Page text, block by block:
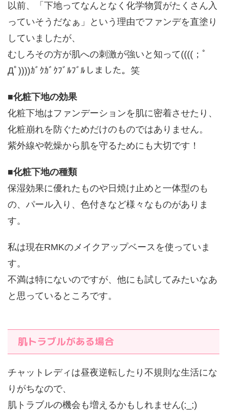
以前、「下地ってなんとなく化学物質がたくさん入
っていそうだなぁ」という理由でファンデを直塗り
していましたが、
むしろその方が肌への刺激が強いと知って((((；ﾟ
Дﾟ))))ｶﾞｸｶﾞｸﾌﾞﾙﾌﾞﾙしました。笑
■化粧下地の効果
化粧下地はファンデーションを肌に密着させたり、
化粧崩れを防ぐためだけのものではありません。
紫外線や乾燥から肌を守るためにも大切です！
■化粧下地の種類
保湿効果に優れたものや日焼け止めと一体型のも
の、パール入り、色付きなど様々なものがありま
す。
私は現在RMKのメイクアップベースを使っていま
す。
不満は特にないのですが、他にも試してみたいなあ
と思っているところです。
肌トラブルがある場合
チャットレディは昼夜逆転したり不規則な生活にな
りがちなので、
肌トラブルの機会も増えるかもしれません(;_;)